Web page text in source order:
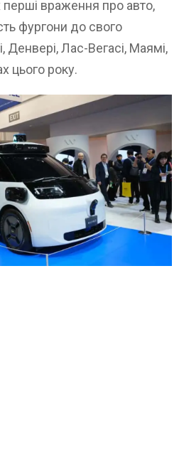
враження про авто,
фургони до свого
Денвері, Лас-Вегасі, Маямі,
цього року.